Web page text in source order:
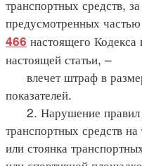
транспортных средств,
предусмотренных
466 настоящего Кодекса
настоящей статьи, –
влечет штраф в
показателей.
2. Нарушение правил
транспортных средств
или стоянка